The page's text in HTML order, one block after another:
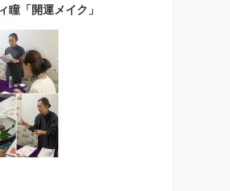
瞳「開運メイク」